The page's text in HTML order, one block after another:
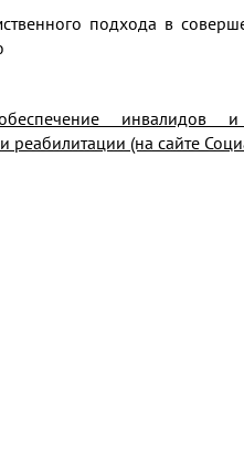
подхода в
инвалидов
(на сайте